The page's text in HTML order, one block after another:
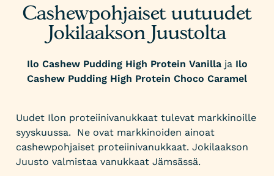
Cashewpohjaiset uutuudet
Jokilaakson Juustolta
Ilo Cashew Pudding High Protein Vanillaja Ilo
Cashew Pudding High Protein Choco Caramel
Uudet Ilon proteiinivanukkaat tulevat markkinoille
syyskuussa. Ne ovat markkinoiden ainoat
cashewpohjaiset proteiinivanukkaat. Jokilaakson
Juusto valmistaa vanukkaat Jämsässä.